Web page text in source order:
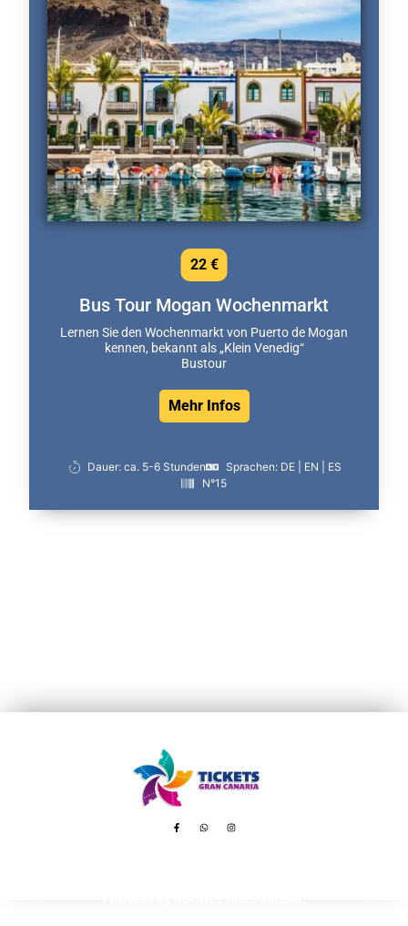
Bus Tour Mogan Wochenmarkt
Lernen Sie den Wochenmarkt von Puerto de Mogan
kennen, bekannt als „Klein Venedig“
Bustour
Mehr Infos
22 €
Dauer: ca. 5-6 Stunden
Sprachen: DE | EN | ES
N°15